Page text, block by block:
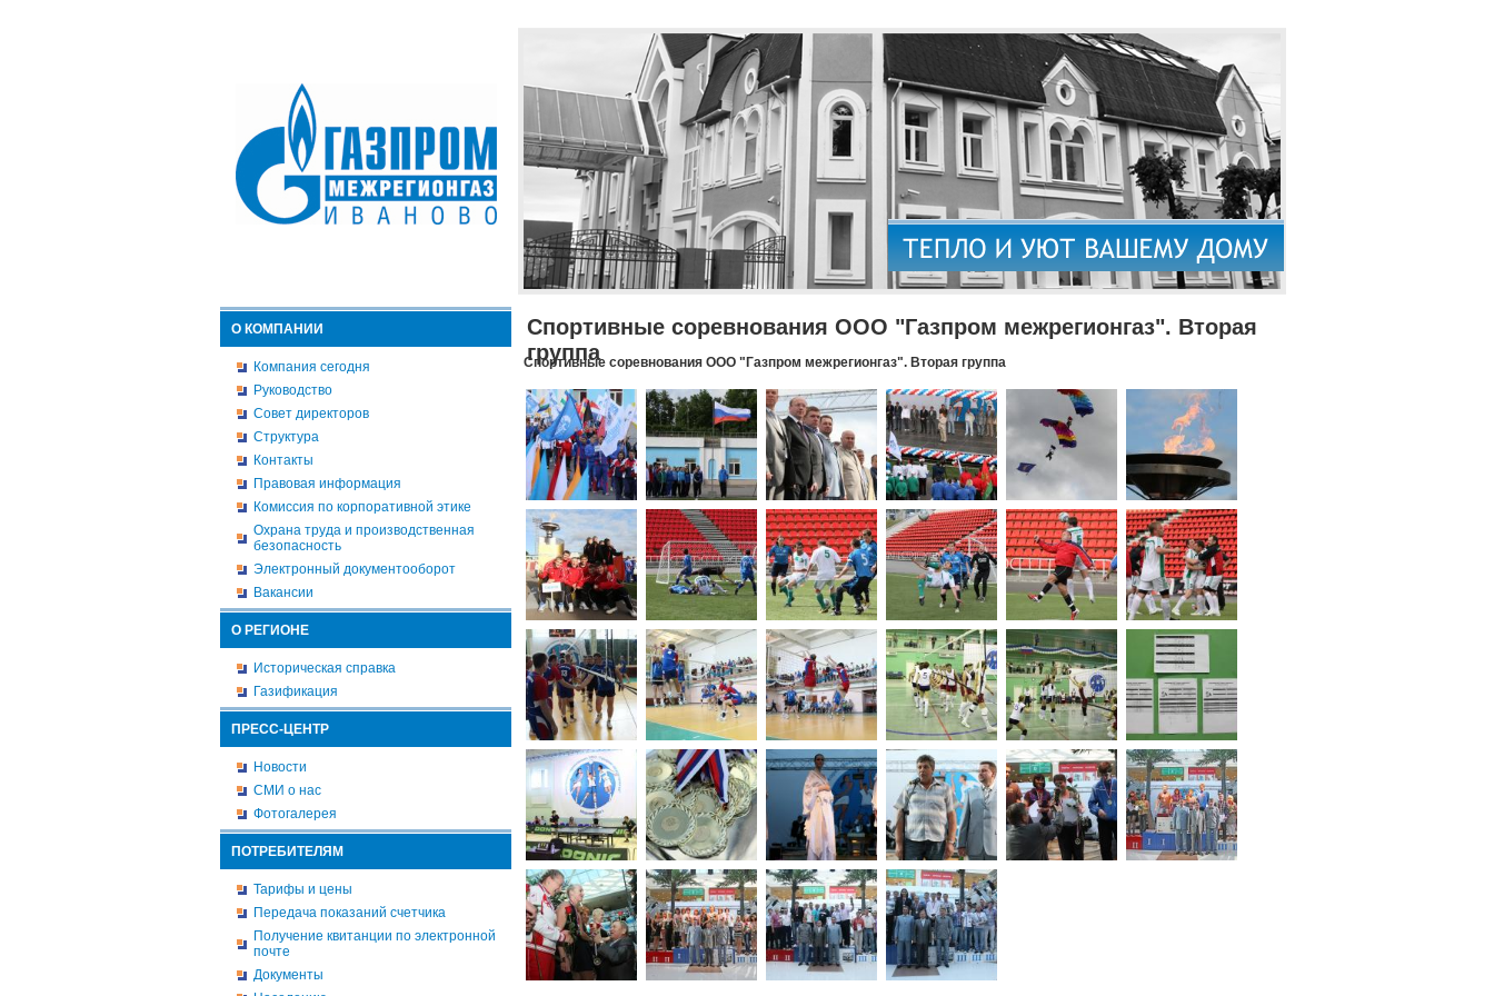
О КОМПАНИИ
Компания сегодня
Руководство
Совет директоров
Структура
Контакты
Правовая информация
Комиссия по корпоративной этике
Охрана труда и производственная
безопасность
Электронный документооборот
Вакансии
О РЕГИОНЕ
Историческая справка
Газификация
ПРЕСС-ЦЕНТР
Новости
СМИ о нас
Фотогалерея
ПОТРЕБИТЕЛЯМ
Тарифы и цены
Передача показаний счетчика
Получение квитанции по электронной
почте
Документы
Спортивные соревнования ООО "Газпром межрегионгаз". Вторая
группа
Спортивные соревнования ООО "Газпром межрегионгаз". Вторая группа